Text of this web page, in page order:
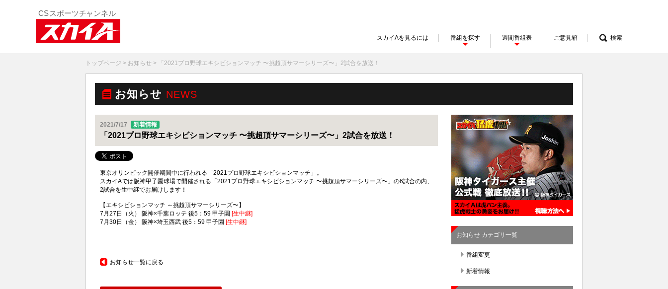
スカイAを見るには 番組を探す 週間番組表 ご意見箱 検索
トップページ > お知らせ > 「2021プロ野球エキシビションマッチ 〜挑超頂サマーシリーズ〜」2試合を放送！
お知らせ NEWS
2021/7/17 新着情報
「2021プロ野球エキシビションマッチ 〜挑超頂サマーシリーズ〜」2試合を放送！
東京オリンピック開催期間中に行われる「2021プロ野球エキシビションマッチ」。
スカイAでは阪神甲子園球場で開催される「2021プロ野球エキシビションマッチ 〜挑超頂サマーシリーズ〜」の6試合の内、
2試合を生中継でお届けします！
【エキシビションマッチ ～挑超頂サマーシリーズ〜】
7月27日（火） 阪神×千葉ロッテ 後5：59 甲子園 [生中継]
7月30日（金） 阪神×埼玉西武 後5：59 甲子園 [生中継]
お知らせ一覧に戻る
お知らせ カテゴリ一覧
番組変更
新着情報